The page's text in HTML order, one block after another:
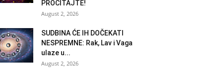
PROČITAJTE!
August 2, 2026
SUDBINA ĆE IH DOČEKATI
NESPREMNE: Rak, Lav i Vaga
ulaze u...
August 2, 2026